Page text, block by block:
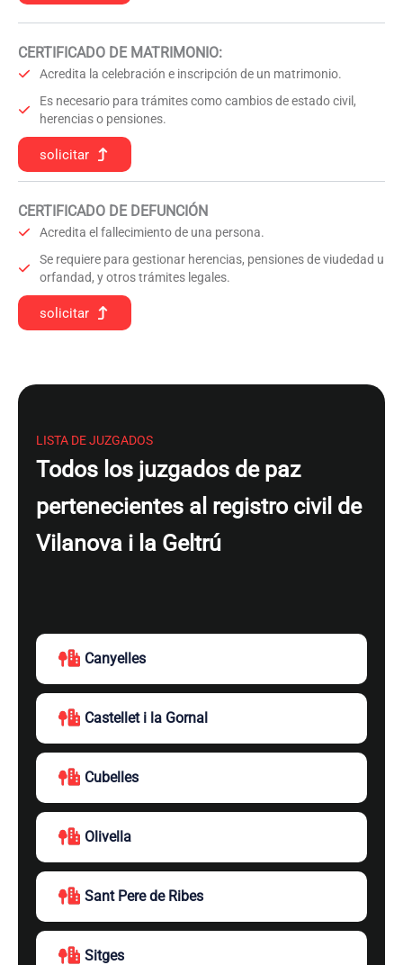
CERTIFICADO DE MATRIMONIO:
Acredita la celebración e inscripción de un matrimonio.
Es necesario para trámites como cambios de estado civil,
herencias o pensiones.
solicitar
CERTIFICADO DE DEFUNCIÓN
Acredita el fallecimiento de una persona.
Se requiere para gestionar herencias, pensiones de viudedad u
orfandad, y otros trámites legales.
solicitar
LISTA DE JUZGADOS
Todos los juzgados de paz
pertenecientes al registro civil de
Vilanova i la Geltrú
Canyelles
Castellet i la Gornal
Cubelles
Olivella
Sant Pere de Ribes
Sitges